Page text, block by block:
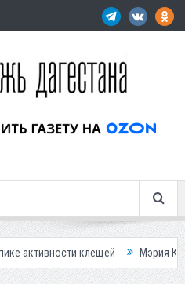
клещей Мэрия Каспийска